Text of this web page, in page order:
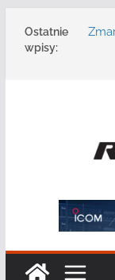
Ostatnie
wpisy: